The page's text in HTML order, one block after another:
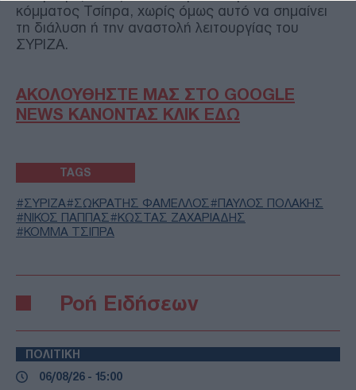
κόμματος Τσίπρα, χωρίς όμως αυτό να σημαίνει
τη διάλυση ή την αναστολή λειτουργίας του
ΣΥΡΙΖΑ.
ΑΚΟΛΟΥΘΗΣΤΕ ΜΑΣ ΣΤΟ GOOGLE
NEWS ΚΑΝΟΝΤΑΣ ΚΛΙΚ ΕΔΩ
TAGS
ΣΥΡΙΖΑ ΣΩΚΡΑΤΗΣ ΦΑΜΕΛΛΟΣ
ΠΑΥΛΟΣ ΠΟΛΑΚΗΣ
ΝΙΚΟΣ ΠΑΠΠΑΣ
ΚΩΣΤΑΣ ΖΑΧΑΡΙΑΔΗΣ
ΚΟΜΜΑ ΤΣΙΠΡΑ
Ροή Ειδήσεων
ΠΟΛΙΤΙΚΗ
06/08/26 - 15:00